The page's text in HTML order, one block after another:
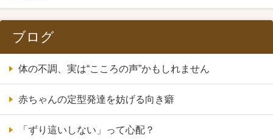
ブログ
体の不調、実は“こころの声”かもしれません
赤ちゃんの定型発達を妨げる向き癖
「ずり這いしない」って心配？